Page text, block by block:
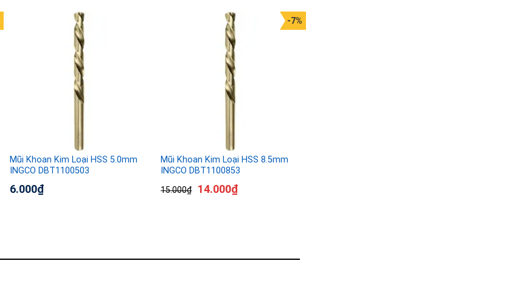
Mũi Khoan Kim Loại HSS 5.0mm
INGCO DBT1100503
6.000₫
Mũi Khoan Kim Loại HSS 8.5mm
INGCO DBT1100853
15.000₫
-7%
14.000₫